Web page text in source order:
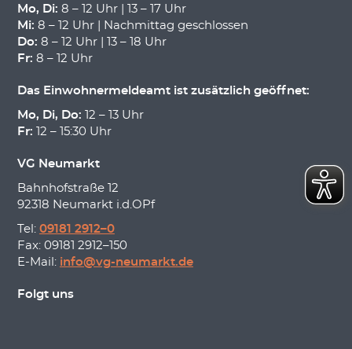
Mo, Di: 8 – 12 Uhr | 13 – 17 Uhr
Mi: 8 – 12 Uhr | Nachmittag geschlossen
Do: 8 – 12 Uhr | 13 – 18 Uhr
Fr: 8 – 12 Uhr
Das Einwohnermeldeamt ist zusätzlich geöffnet:
Mo, Di, Do: 12 – 13 Uhr
Fr: 12 – 15:30 Uhr
VG Neumarkt
Bahnhofstraße 12
92318 Neumarkt i.d.OPf
Tel: 09181 2912–0
Fax: 09181 2912–150
E-Mail: info@vg-neumarkt.de
Folgt uns